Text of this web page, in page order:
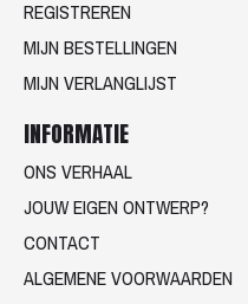
REGISTREREN
MIJN BESTELLINGEN
MIJN VERLANGLIJST
INFORMATIE
ONS VERHAAL
JOUW EIGEN ONTWERP?
CONTACT
ALGEMENE VOORWAARDEN